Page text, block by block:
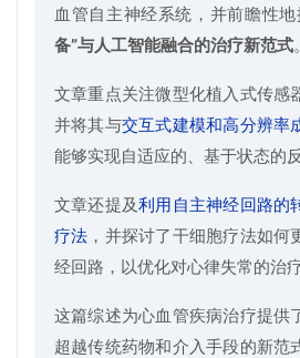
血管自主神经系统，并前瞻性地
备”与人工智能融合的治疗新范式。
文章重点关注微型化植入式传感
并将其与交互式建模和高分辨率
能够实现自适应的、基于状态的反
文章还提及利用自主神经回路的
疗法 ，并探讨了干细胞疗法如何
经回路，以优化对心律失常的治疗
这篇综述为心血管疾病治疗提供
超越传统药物和介入手段的新范